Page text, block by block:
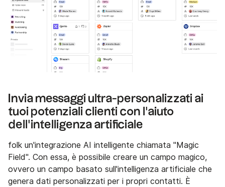
Invia messaggi ultra-personalizzati ai
tuoi potenziali clienti con l'aiuto
dell'intelligenza artificiale
folk un'integrazione AI intelligente chiamata "Magic
Field". Con essa, è possibile creare un campo magico,
ovvero un campo basato sull'intelligenza artificiale che
genera dati personalizzati per i propri contatti. È